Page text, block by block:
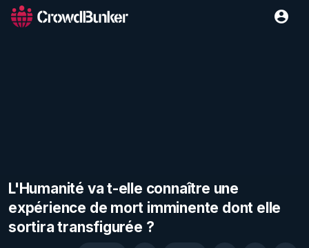
L'Humanité va t-elle connaître une
expérience de mort imminente dont elle
sortira transfigurée ?